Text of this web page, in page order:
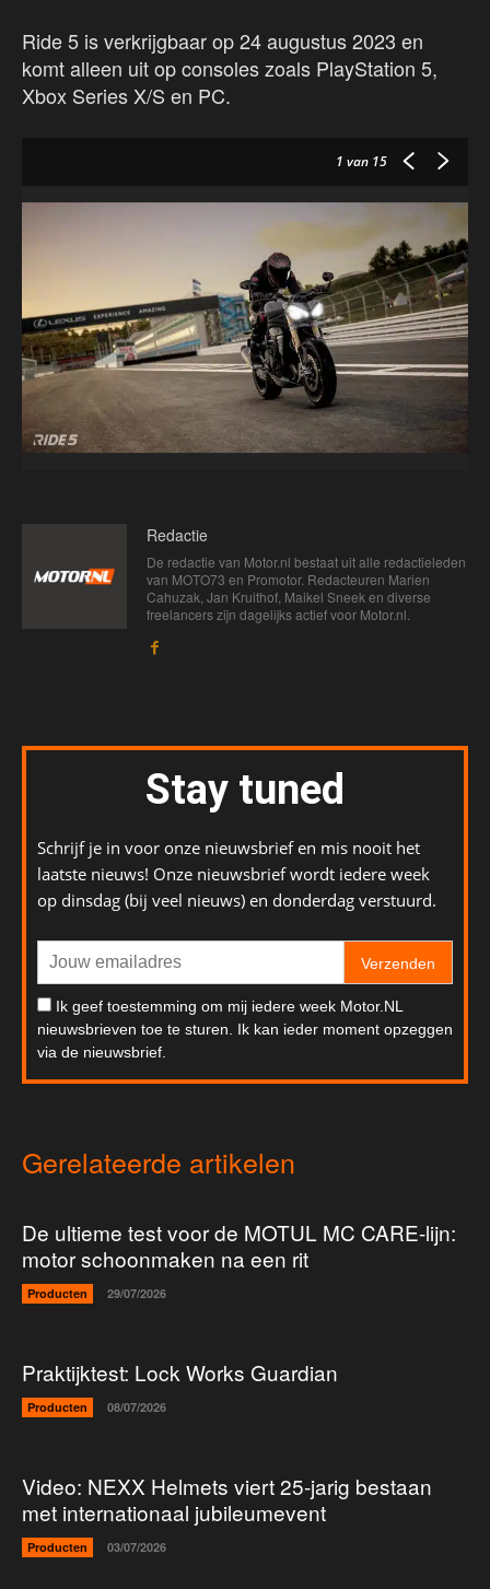
Ride 5 is verkrijgbaar op 24 augustus 2023 en
komt alleen uit op consoles zoals PlayStation 5,
Xbox Series X/S en PC.
1 van 15
Redactie
De redactie van Motor.nl bestaat uit alle redactieleden
van MOTO73 en Promotor. Redacteuren Marien
Cahuzak, Jan Kruithof, Maikel Sneek en diverse
freelancers zijn dagelijks actief voor Motor.nl.
Stay tuned
Schrijf je in voor onze nieuwsbrief en mis nooit het
laatste nieuws! Onze nieuwsbrief wordt iedere week
op dinsdag (bij veel nieuws) en donderdag verstuurd.
Verzenden
Ik geef toestemming om mij iedere week Motor.NL
nieuwsbrieven toe te sturen. Ik kan ieder moment opzeggen
via de nieuwsbrief.
Gerelateerde artikelen
De ultieme test voor de MOTUL MC CARE-lijn:
motor schoonmaken na een rit
Producten 29/07/2026
Praktijktest: Lock Works Guardian
Producten 08/07/2026
Video: NEXX Helmets viert 25-jarig bestaan
met internationaal jubileumevent
Producten 03/07/2026